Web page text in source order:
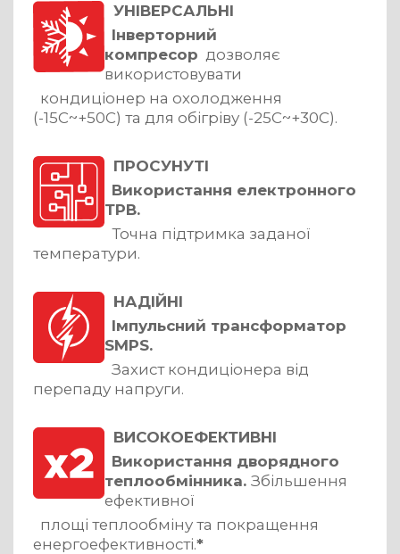
УНІВЕРСАЛЬНІ
Інверторний
компресор дозволяє
використовувати
кондиціонер на охолодження
(-15С~+50С) та для обігріву (-25С~+30С).
ПРОСУНУТІ
Використання електронного
ТРВ.
Точна підтримка заданої
температури.
НАДІЙНІ
Імпульсний трансформатор
SMPS.
Захист кондиціонера від
перепаду напруги.
ВИСОКОЕФЕКТИВНІ
Використання дворядного
теплообмінника. Збільшення
ефективної
площі теплообміну та покращення
енергоефективності.*